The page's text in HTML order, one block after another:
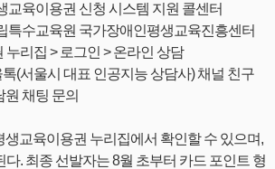
육이용권 신청 시스템 지원 콜센터
수교육원 국가장애인평생교육진흥센터
리집 > 로그인 > 온라인 상담
(서울시 대표 인공지능 상담사) 채널 친구
원 채팅 문의
생교육이용권 누리집에서 확인할 수 있으며,
. 최종 선발자는 8월 초부터 카드 포인트 형